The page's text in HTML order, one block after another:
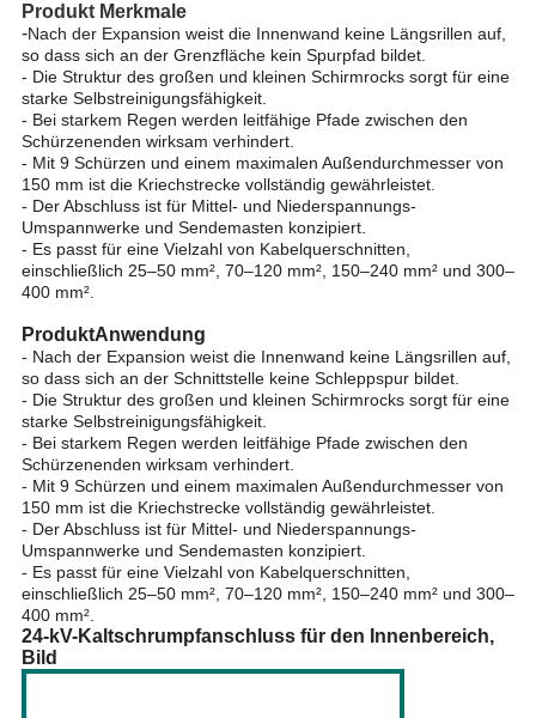
Produkt Merkmale
-Nach der Expansion weist die Innenwand keine Längsrillen auf,
so dass sich an der Grenzfläche kein Spurpfad bildet.
- Die Struktur des großen und kleinen Schirmrocks sorgt für eine
starke Selbstreinigungsfähigkeit.
- Bei starkem Regen werden leitfähige Pfade zwischen den
Schürzenenden wirksam verhindert.
- Mit 9 Schürzen und einem maximalen Außendurchmesser von
150 mm ist die Kriechstrecke vollständig gewährleistet.
- Der Abschluss ist für Mittel- und Niederspannungs-
Umspannwerke und Sendemasten konzipiert.
- Es passt für eine Vielzahl von Kabelquerschnitten,
einschließlich 25–50 mm², 70–120 mm², 150–240 mm² und 300–
400 mm².
ProduktAnwendung
- Nach der Expansion weist die Innenwand keine Längsrillen auf,
so dass sich an der Schnittstelle keine Schleppspur bildet.
- Die Struktur des großen und kleinen Schirmrocks sorgt für eine
starke Selbstreinigungsfähigkeit.
- Bei starkem Regen werden leitfähige Pfade zwischen den
Schürzenenden wirksam verhindert.
- Mit 9 Schürzen und einem maximalen Außendurchmesser von
150 mm ist die Kriechstrecke vollständig gewährleistet.
- Der Abschluss ist für Mittel- und Niederspannungs-
Umspannwerke und Sendemasten konzipiert.
- Es passt für eine Vielzahl von Kabelquerschnitten,
einschließlich 25–50 mm², 70–120 mm², 150–240 mm² und 300–
400 mm².
24-kV-Kaltschrumpfanschluss für den Innenbereich,
Bild